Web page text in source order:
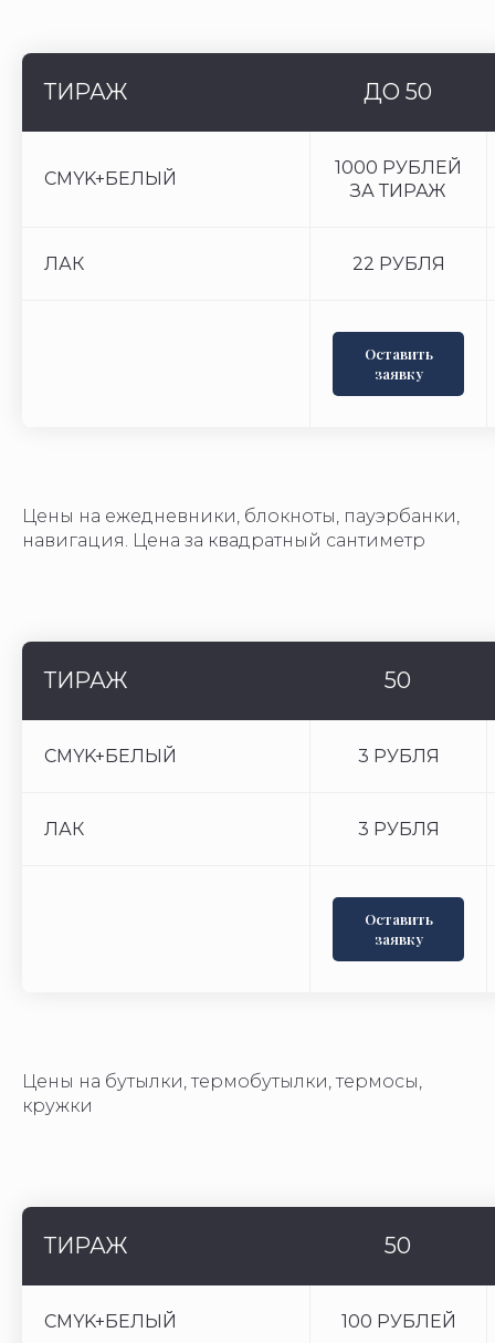
ТИРАЖ ДО 50
CMYK+БЕЛЫЙ
1000 РУБЛЕЙ
ЗА ТИРАЖ
ЛАК 22 РУБЛЯ
Оставить
заявку
Цены на ежедневники, блокноты, пауэрбанки,
навигация. Цена за квадратный сантиметр
ТИРАЖ 50
CMYK+БЕЛЫЙ 3 РУБЛЯ
ЛАК 3 РУБЛЯ
Оставить
заявку
Цены на бутылки, термобутылки, термосы,
кружки
ТИРАЖ 50
CMYK+БЕЛЫЙ 100 РУБЛЕЙ